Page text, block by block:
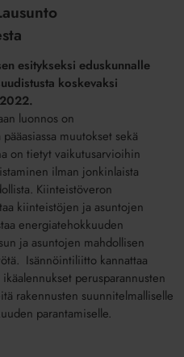
esitykseksi eduskunnalle
koskevaksi
luonnos on
muutokset sekä
on tietyt vaikutusarvioihin
ilman jonkinlaista
Kiinteistöveron
kiinteistöjen ja asuntojen
energiatehokkuuden
ja asuntojen mahdollisen
Isännöintiliitto kannattaa
perusparannusten
rakennusten suunnitelmalliselle
parantamiselle.